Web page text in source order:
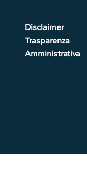
Disclaimer
Trasparenza
Amministrativa